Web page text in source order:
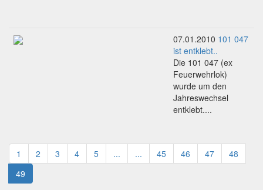
07.01.2010 101 047
ist entklebt..
Die 101 047 (ex
Feuerwehrlok)
wurde um den
Jahreswechsel
entklebt....
1 2 3 4 5 ... ... 45 46 47
48
49